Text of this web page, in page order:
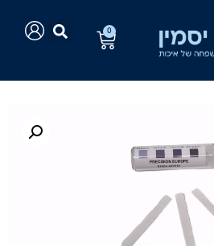
0